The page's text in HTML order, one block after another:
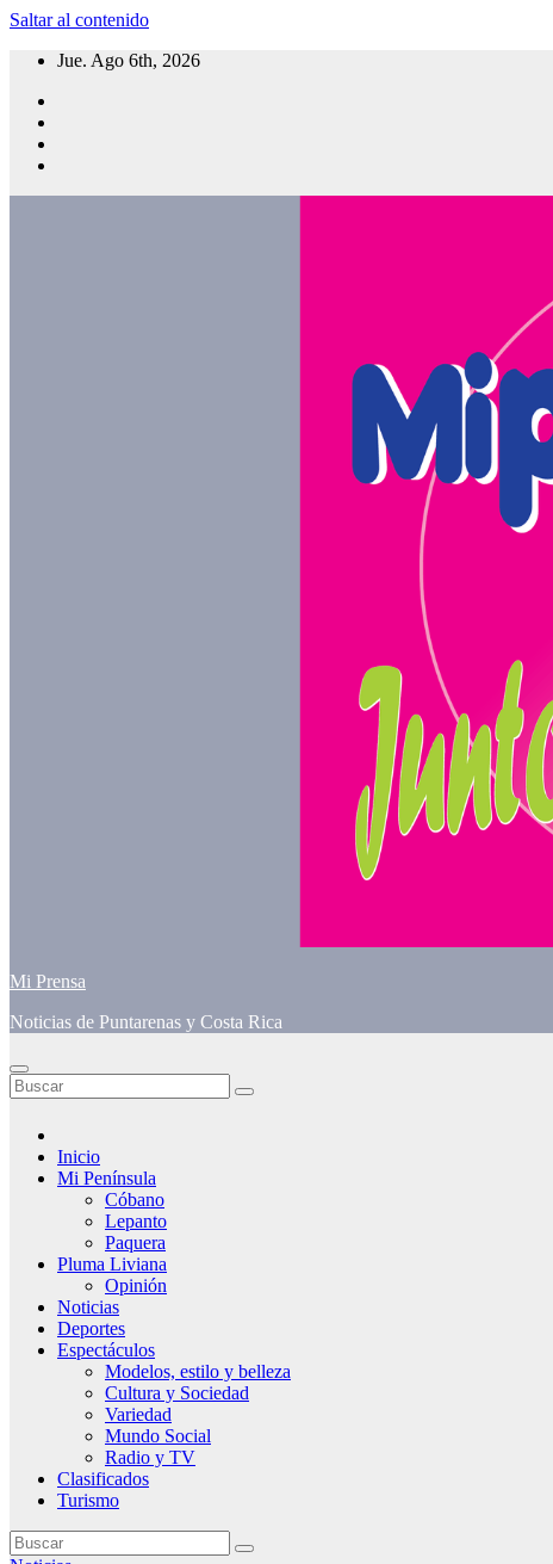
Saltar al contenido
Jue. Ago 6th, 2026
Mi Prensa
Noticias de Puntarenas y Costa Rica
Inicio
Mi Península
Cóbano
Lepanto
Paquera
Pluma Liviana
Opinión
Noticias
Deportes
Espectáculos
Modelos, estilo y belleza
Cultura y Sociedad
Variedad
Mundo Social
Radio y TV
Clasificados
Turismo